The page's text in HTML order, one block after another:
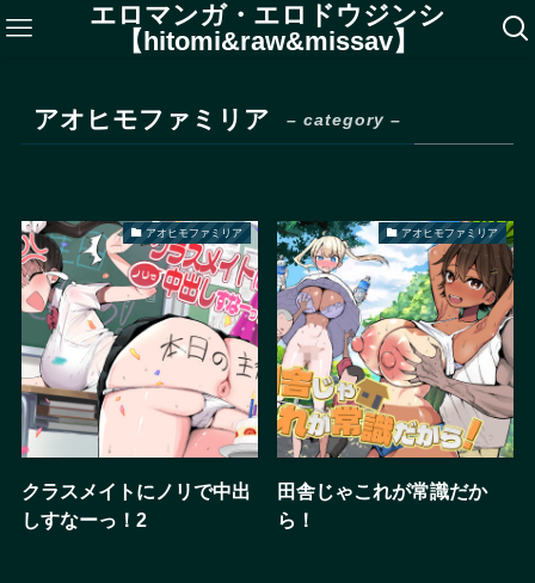
エロマンガ・エロドウジンシ
【hitomi&raw&missav】
アオヒモファミリア – category –
アオヒモファミリア
クラスメイトにノリで中出
しすなーっ！2
アオヒモファミリア
田舎じゃこれが常識だか
ら！